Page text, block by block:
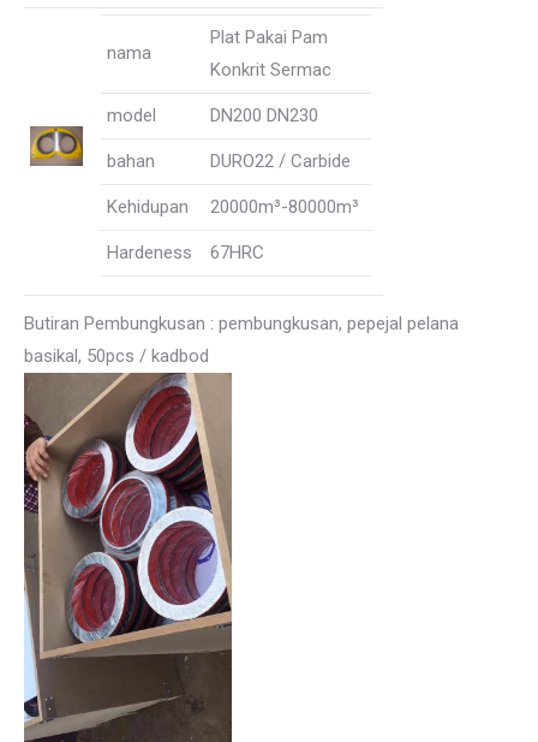
nama
Plat Pakai Pam
Konkrit Sermac
model DN200 DN230
bahan DURO22 / Carbide
Kehidupan 20000m³-80000m³
Hardeness 67HRC
Butiran Pembungkusan : pembungkusan, pepejal pelana
basikal, 50pcs / kadbod